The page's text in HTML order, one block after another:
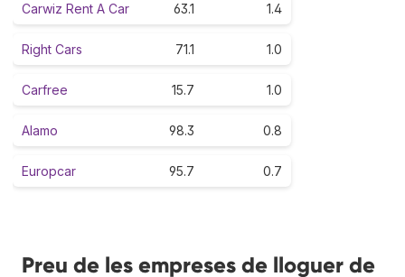
Carwiz Rent A Car 63.1 1.4
Right Cars 71.1 1.0
Carfree 15.7 1.0
Alamo 98.3 0.8
Europcar 95.7 0.7
Preu de les empreses de lloguer de